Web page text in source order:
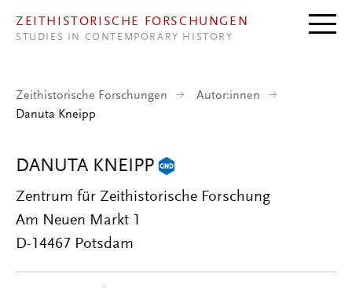
ZEITHISTORISCHE FORSCHUNGEN
STUDIES IN CONTEMPORARY HISTORY
Zeithistorische Forschungen
Autor:innen
Danuta Kneipp
DANUTA KNEIPP
Zentrum für Zeithistorische Forschung
Am Neuen Markt 1
D-14467 Potsdam